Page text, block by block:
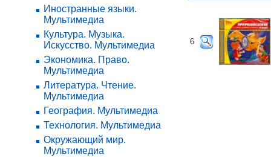
Иностранные языки.
Мультимедиа
Культура. Музыка.
Искусство. Мультимедиа
Экономика. Право.
Мультимедиа
Литература. Чтение.
Мультимедиа
География. Мультимедиа
Технология. Мультимедиа
Окружающий мир.
Мультимедиа
6